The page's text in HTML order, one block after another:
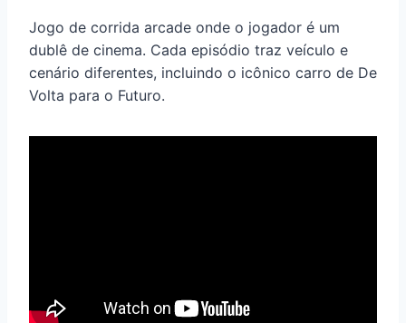
Jogo de corrida arcade onde o jogador é um
dublê de cinema. Cada episódio traz veículo e
cenário diferentes, incluindo o icônico carro de De
Volta para o Futuro.